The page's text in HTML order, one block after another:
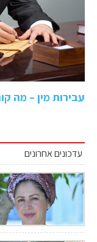
עבירות מין – מה
עדכונים אחרונים